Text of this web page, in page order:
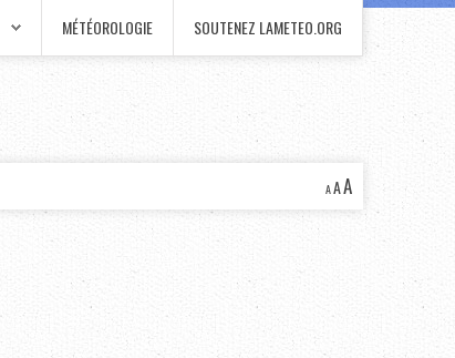
MÉTÉOROLOGIE SOUTENEZ LAMETEO.ORG
AAA